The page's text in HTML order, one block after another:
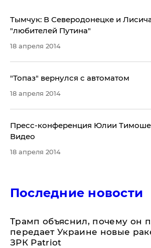
Тымчук: В Северодонецке и
"любителей Путина"
18 апреля 2014
"Топаз" вернулся с автоматом
18 апреля 2014
Пресс-конференция Юлии
Видео
18 апреля 2014
Последние новости
Трамп объяснил, почему он
передает Украине новые
ЗРК Patriot